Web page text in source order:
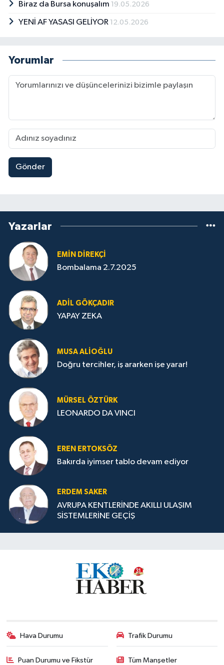
Biraz da Bursa konuşalım 19.05.2026
YENİ AF YASASI GELİYOR 12.05.2026
Yorumlar
Gönder
Yazarlar
EMIN DIREKÇI
Bombalama 2.7.2025
ADIL GÖKÇADIR
YAPAY ZEKA
MUSA ALIOĞLU
Doğru tercihler, iş ararken işe yarar!
MÜRSEL ÖZTÜRK
LEONARDO DA VINCI
EREN ERTOKSÖZ
Bakırda iyimser tablo devam ediyor
ERDEM SAKER
AVRUPA KENTLERİNDE AKILLI ULAŞIM
SİSTEMLERİNE GEÇİŞ
Hava Durumu Trafik Durumu
Puan Durumu ve Fikstür Tüm Manşetler